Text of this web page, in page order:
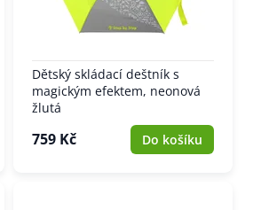
Dětský skládací deštník s
magickým efektem, neonová
žlutá
759 Kč Do košíku